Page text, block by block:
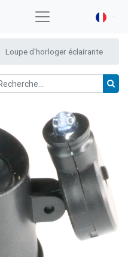
Loupe d'horloger éclairante